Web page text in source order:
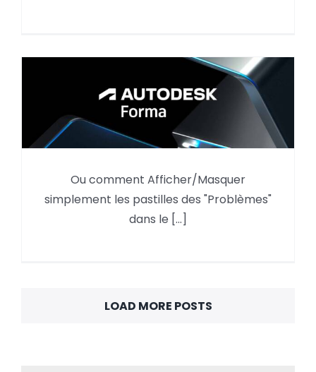
Autodesk Forma,
Afficher/Masquer les
« Problèmes »
Ou comment Afficher/Masquer
simplement les pastilles des "Problèmes"
dans le [...]
LOAD MORE POSTS